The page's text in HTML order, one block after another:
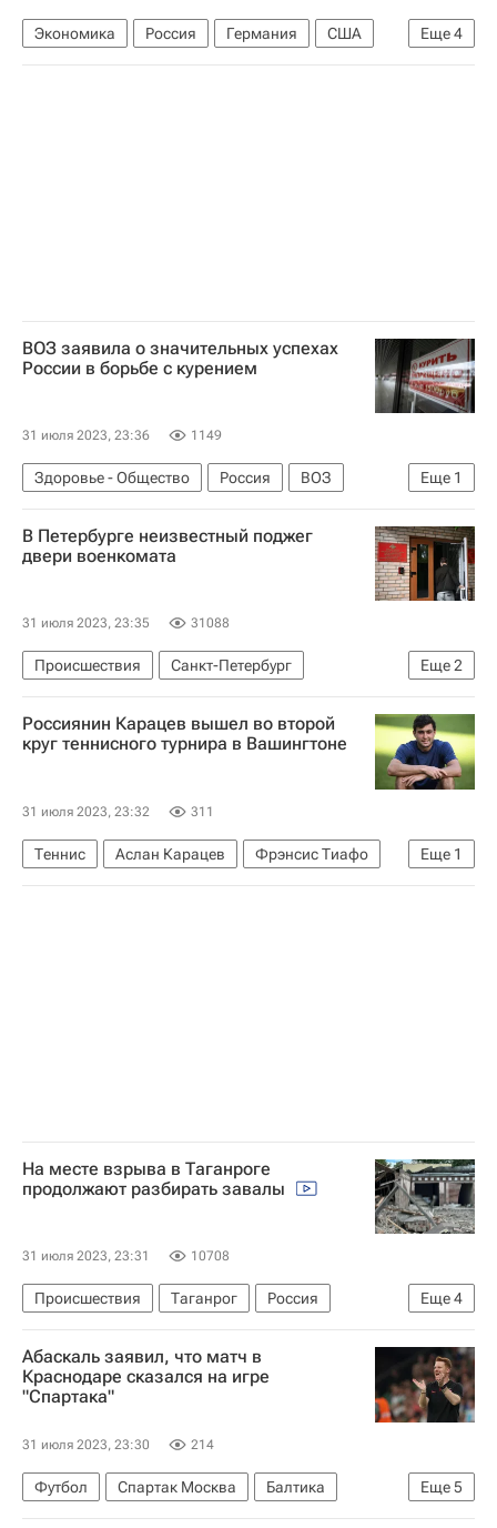
Еще4
Экономика Россия Германия
США
Владимир Гутенев
Госдума РФ
Nielsen
ВОЗ заявила о значительных успехах
России в борьбе с курением
31 июля 2023, 23:36 1149
Еще 1
Здоровье - Общество Россия
ВОЗ
Курение
В Петербурге неизвестный поджег
двери военкомата
31 июля 2023, 23:35 31088
Еще2
Происшествия
Санкт-Петербург
Чайковский
Россия
Россиянин Карацев вышел во второй
круг теннисного турнира в Вашингтоне
31 июля 2023, 23:32 311
Еще 1
Теннис Аслан Карацев
Фрэнсис Тиафо
ATP 500 Вашингтон
На месте взрыва в Таганроге
продолжают разбирать завалы
31 июля 2023, 23:31 10708
Еще4
Происшествия Таганрог
Россия
Александровское
Василий Голубев
Таганрогский художественный музей
Взрыв в Таганроге
Абаскаль заявил, что матч в
Краснодаре сказался на игре
"Спартака"
31 июля 2023, 23:30 214
Еще5
Футбол Спартак Москва
Балтика
Тео Бонгонда
Квинси Промес